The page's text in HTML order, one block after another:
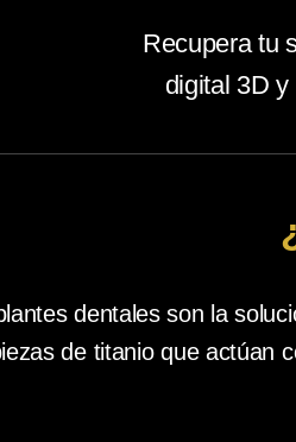
Recupera tu
digital 3D
dentales son la
de titanio que actúan